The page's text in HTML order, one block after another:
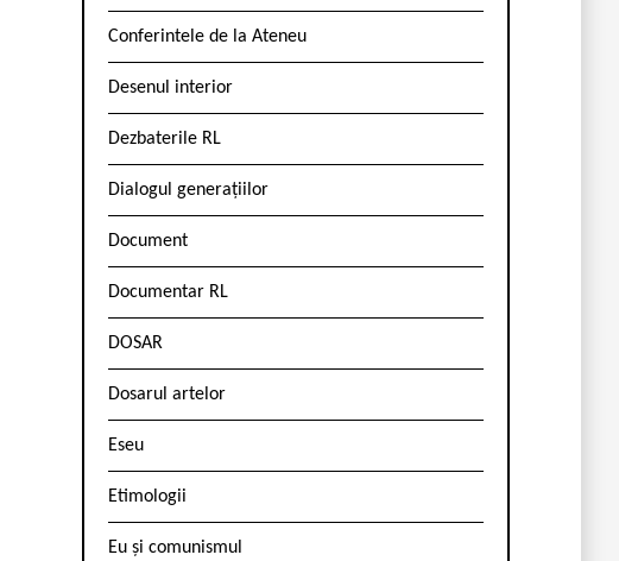
Conferintele de la Ateneu
Desenul interior
Dezbaterile RL
Dialogul generațiilor
Document
Documentar RL
DOSAR
Dosarul artelor
Eseu
Etimologii
Eu și comunismul